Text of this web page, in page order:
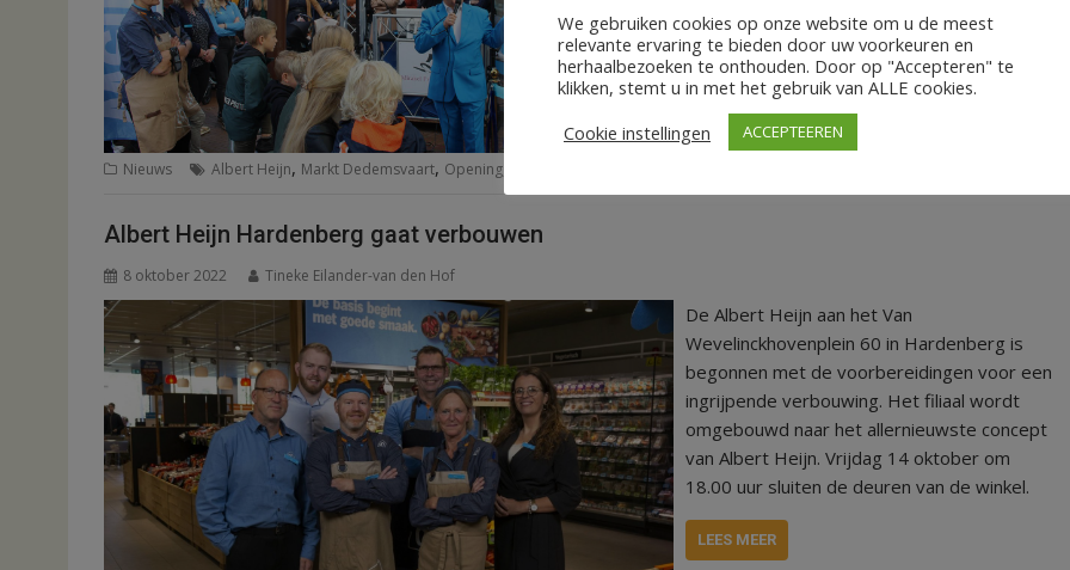
vernieuwd.
LEES MEER
Nieuws Albert Heijn, Markt Dedemsvaart, Opening
Albert Heijn Hardenberg gaat verbouwen
8 oktober 2022 Tineke Eilander-van den Hof
De Albert Heijn aan het Van
Wevelinckhovenplein 60 in Hardenberg is
begonnen met de voorbereidingen voor een
ingrijpende verbouwing. Het filiaal wordt
omgebouwd naar het allernieuwste concept
van Albert Heijn. Vrijdag 14 oktober om
18.00 uur sluiten de deuren van de winkel.
LEES MEER
We gebruiken cookies op onze website om u de meest
relevante ervaring te bieden door uw voorkeuren en
herhaalbezoeken te onthouden. Door op "Accepteren" te
klikken, stemt u in met het gebruik van ALLE cookies.
Cookie instellingen
ACCEPTEEREN